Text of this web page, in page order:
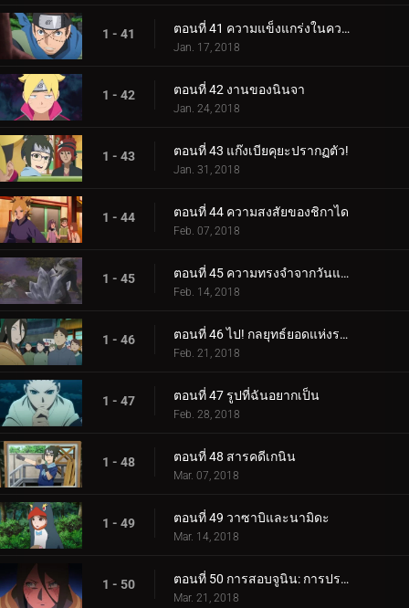
1 - 41 ตอนที่ 41 ความแข็งแกร่งในความสามัคคี
Jan. 17, 2018
1 - 42 ตอนที่ 42 งานของนินจา
Jan. 24, 2018
1 - 43 ตอนที่ 43 แก๊งเบียคุยะปรากฏตัว!
Jan. 31, 2018
1 - 44 ตอนที่ 44 ความสงสัยของชิกาได
Feb. 07, 2018
1 - 45 ตอนที่ 45 ความทรงจำจากวันแห่งหิมะ
Feb. 14, 2018
1 - 46 ตอนที่ 46 ไป! กลยุทธ์ยอดแห่งราตรี
Feb. 21, 2018
1 - 47 ตอนที่ 47 รูปที่ฉันอยากเป็น
Feb. 28, 2018
1 - 48 ตอนที่ 48 สารคดีเกนิน
Mar. 07, 2018
1 - 49 ตอนที่ 49 วาซาบิและนามิดะ
Mar. 14, 2018
1 - 50 ตอนที่ 50 การสอบจูนิน: การประชุมข้อเสนอแนะ
Mar. 21, 2018